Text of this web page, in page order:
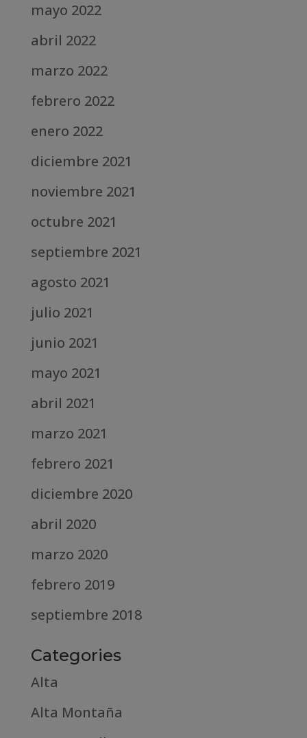
mayo 2022
abril 2022
marzo 2022
febrero 2022
enero 2022
diciembre 2021
noviembre 2021
octubre 2021
septiembre 2021
agosto 2021
julio 2021
junio 2021
mayo 2021
abril 2021
marzo 2021
febrero 2021
diciembre 2020
abril 2020
marzo 2020
febrero 2019
septiembre 2018
Categories
Alta
Alta Montaña